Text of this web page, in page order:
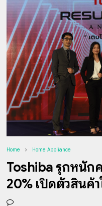
Home Home Appliance
Toshiba รุกหนัก
20% เปิดตัวสินค้